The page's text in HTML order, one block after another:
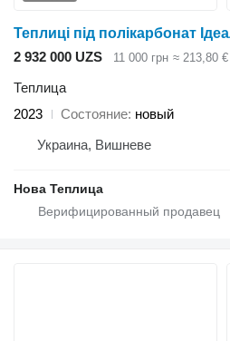
Теплиці під полікарбонат
2 932 000 UZS
11 000 грн ≈ 213,80 €
Теплица
2023
Состояние новый
Украина, Вишневе
Нова Теплица